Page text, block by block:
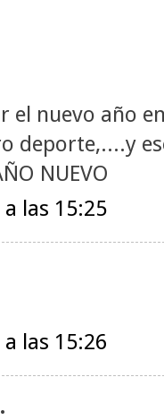
el nuevo año
deporte,....y
NUEVO
las 15:25
las 15:26